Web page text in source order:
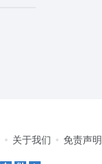
关于我们 免责声明